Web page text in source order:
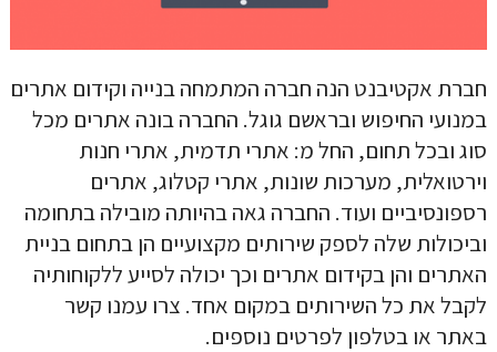
חברת אקטיבנט הנה חברה המתמחה בנייה וקידום אתרים
במנועי החיפוש ובראשם גוגל. החברה בונה אתרים מכל
סוג ובכל תחום, החל מ: אתרי תדמית, אתרי חנות
וירטואלית, מערכות שונות, אתרי קטלוג, אתרים
רספונסיביים ועוד. החברה גאה בהיותה מובילה בתחומה
וביכולות שלה לספק שירותים מקצועיים הן בתחום בניית
האתרים והן בקידום אתרים וכך יכולה לסייע ללקוחותיה
לקבל את כל השירותים במקום אחד. צרו עמנו קשר
באתר או בטלפון לפרטים נוספים.